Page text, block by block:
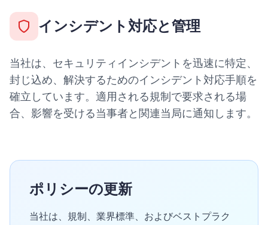
インシデント対応と管理
当社は、セキュリティインシデントを迅速に特定、
封じ込め、解決するためのインシデント対応手順を
確立しています。適用される規制で要求される場
合、影響を受ける当事者と関連当局に通知します。
ポリシーの更新
当社は、規制、業界標準、およびベストプラク